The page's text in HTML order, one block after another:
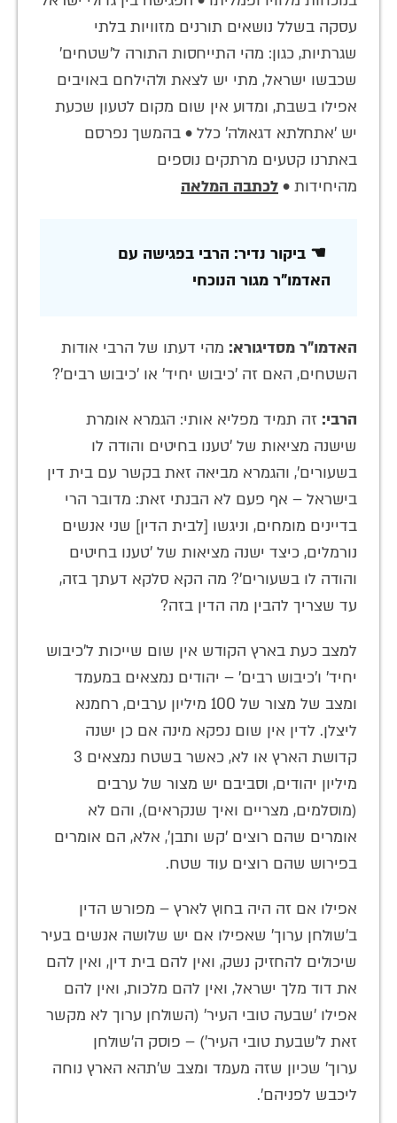
עסקה בשלל נושאים תורנים מזוויות בלתי
שגרתיות, כגון: מהי התייחסות התורה ל'שטחים'
שכבשו ישראל, מתי יש לצאת ולהילחם באויבים
אפילו בשבת, ומדוע אין שום מקום לטעון שכעת
יש 'אתחלתא דגאולה' כלל • בהמשך נפרסם
באתרנו קטעים מרתקים נוספים
מהיחידות • לכתבה המלאה
☚ ביקור נדיר: הרבי בפגישה עם
האדמו"ר מגור הנוכחי
האדמו"ר מסדיגורא: מהי דעתו של הרבי אודות
השטחים, האם זה 'כיבוש יחיד' או 'כיבוש רבים'?
הרבי: זה תמיד מפליא אותי: הגמרא אומרת
שישנה מציאות של 'טענו בחיטים והודה לו
בשעורים', והגמרא מביאה זאת בקשר עם בית דין
בישראל – אף פעם לא הבנתי זאת: מדובר הרי
בדיינים מומחים, וניגשו [לבית הדין] שני אנשים
נורמלים, כיצד ישנה מציאות של 'טענו בחיטים
והודה לו בשעורים'? מה הקא סלקא דעתך בזה,
עד שצריך להבין מה הדין בזה?
למצב כעת בארץ הקודש אין שום שייכות ל'כיבוש
יחיד' ו'כיבוש רבים' – יהודים נמצאים במעמד
ומצב של מצור של 100 מיליון ערבים, רחמנא
ליצלן. לדין אין שום נפקא מינה אם כן ישנה
קדושת הארץ או לא, כאשר בשטח נמצאים 3
מיליון יהודים, וסביבם יש מצור של ערבים
(מוסלמים, מצריים ואיך שנקראים), והם לא
אומרים שהם רוצים 'קש ותבן', אלא, הם אומרים
בפירוש שהם רוצים עוד שטח.
אפילו אם זה היה בחוץ לארץ – מפורש הדין
ב'שולחן ערוך' שאפילו אם יש שלושה אנשים בעיר
שיכולים להחזיק נשק, ואין להם בית דין, ואין להם
את דוד מלך ישראל, ואין להם מלכות, ואין להם
אפילו 'שבעה טובי העיר' (השולחן ערוך לא מקשר
זאת ל'שבעת טובי העיר') – פוסק ה'שולחן
ערוך' שכיון שזה מעמד ומצב ש'תהא הארץ נוחה
ליכבש לפניהם'.